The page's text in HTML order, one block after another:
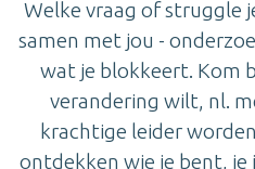
Welke vraag of struggle
samen met jou -
wat je blokkeert. Kom
verandering wilt, nl.
krachtige leider
ontdekken wie je bent,